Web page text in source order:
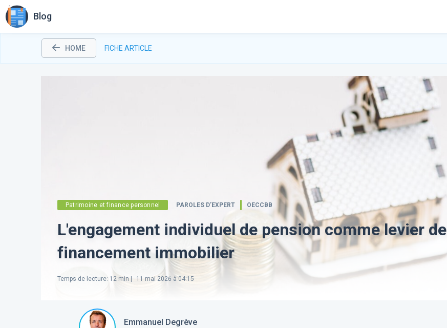
Blog
HOME FICHE ARTICLE
Patrimoine et finance personnel PAROLES D’EXPERT OECCBB
L'engagement individuel de pension comme levier de
financement immobilier
Temps de lecture: 12 min | 11 mai 2026 à 04:15
Emmanuel Degrève